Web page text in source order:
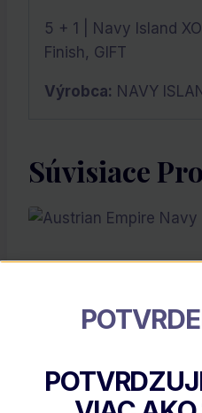
5 + 1 | Navy Island
Finish, GIFT
Výrobca: NAVY
Súvisiace